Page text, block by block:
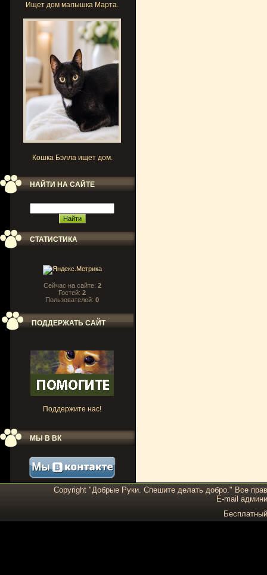
Ищет дом малышка Марта.
Кошка Бэлла ищет дом.
НАЙТИ НА САЙТЕ
СТАТИСТИКА
Сейчас на сайте: 2
Гостей: 2
Пользователей: 0
ПОДДЕРЖАТЬ САЙТ
Поддержите нас!
МЫ В ВК
Copyright "Добрые Руки. Спешите делать добро." Все
E-mail